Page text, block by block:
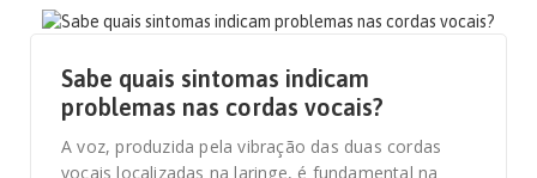
Sabe quais sintomas indicam
problemas nas cordas vocais?
A voz, produzida pela vibração das duas cordas
vocais localizadas na laringe, é fundamental na